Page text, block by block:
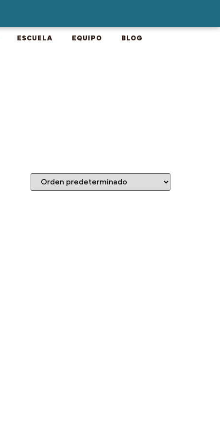
ESCUELA EQUIPO BLOG